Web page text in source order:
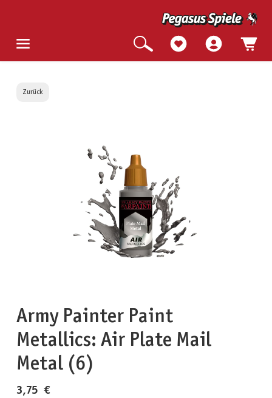
Zurück
Army Painter Paint
Metallics: Air Plate Mail
Metal (6)
3,75 €